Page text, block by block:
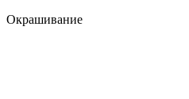
Окрашивание